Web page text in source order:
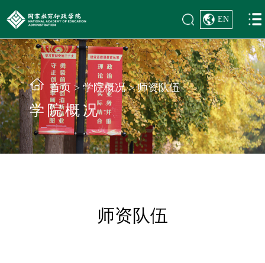
EN
首页 > 学院概况>师资队伍
学院概况
师资队伍